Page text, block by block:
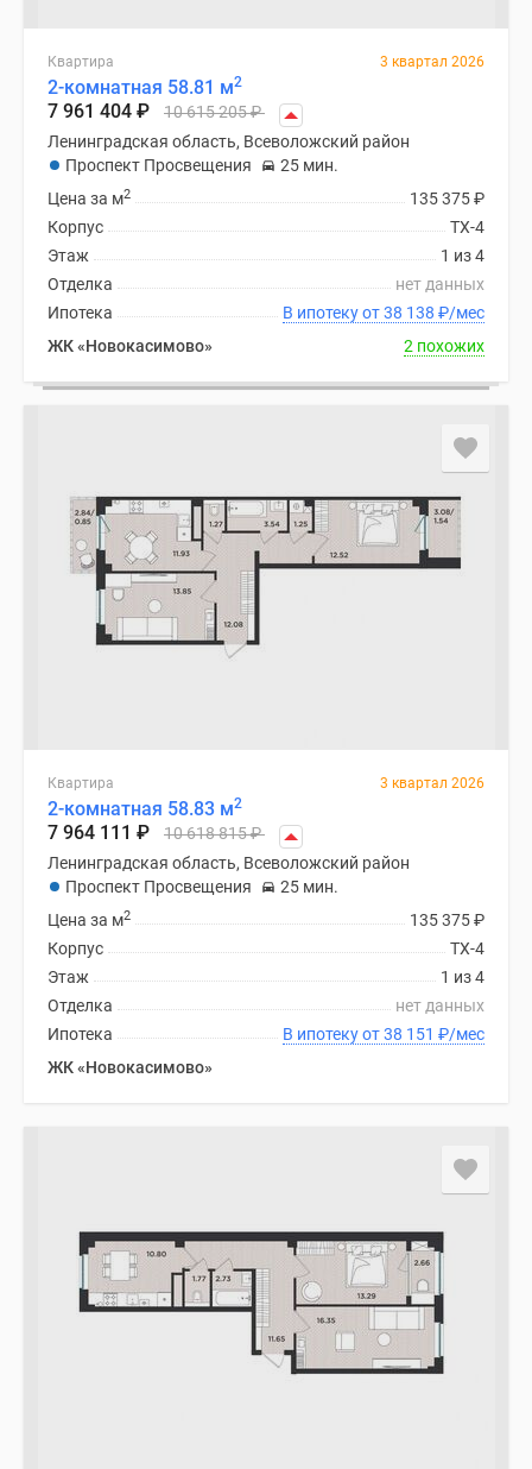
Квартира 3 квартал 2026
2-комнатная 58.81 м2
7 961 404 ₽ 10 615 205₽
Ленинградская область, Всеволожский район
Проспект Просвещения
25 мин.
135 375₽
Цена за м2
ТХ-4
Корпус
1 из 4
Этаж
нет данных
Отделка
В ипотеку от 38 138 ₽/мес
Ипотека
ЖК «Новокасимово»
2 похожих
Квартира 3 квартал 2026
2-комнатная 58.83 м2
7 964 111 ₽ 10 618 815₽
Ленинградская область, Всеволожский район
Проспект Просвещения
25 мин.
135 375₽
Цена за м2
ТХ-4
Корпус
1 из 4
Этаж
нет данных
Отделка
В ипотеку от 38 151 ₽/мес
Ипотека
ЖК «Новокасимово»